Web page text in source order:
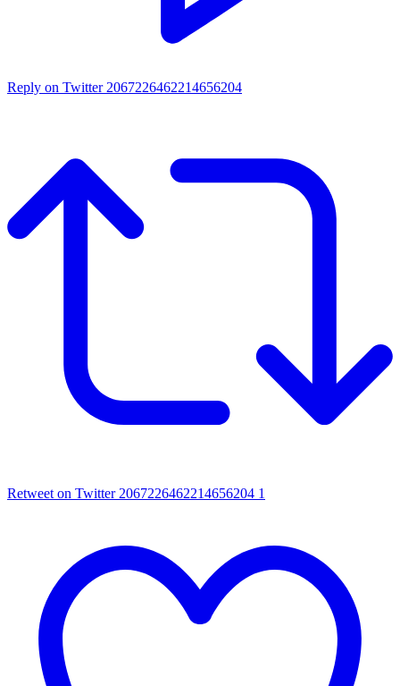
Reply on Twitter 2067226462214656204
Retweet on Twitter 2067226462214656204 1